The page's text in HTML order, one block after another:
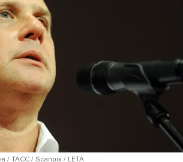
/ ТАСС / Scanpix / LETA